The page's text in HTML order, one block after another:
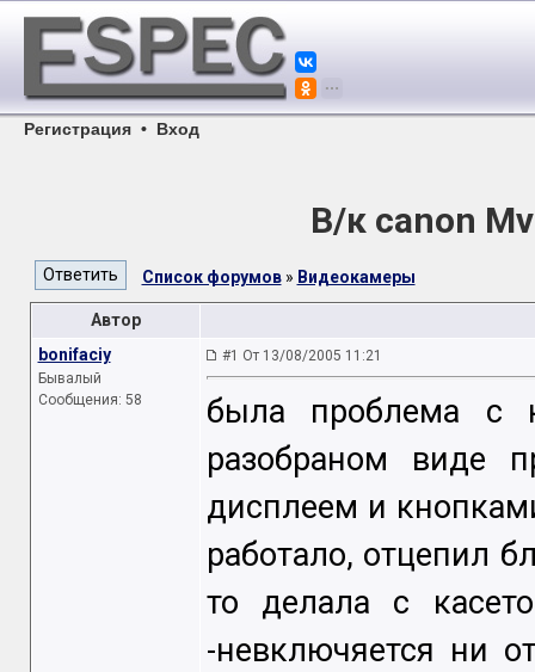
Регистрация • Вход
В/к canon
Список форумов» Видеокамеры
Автор
bonifaciy
Бывалый
Сообщения: 58
#1 От 13/08/2005 11:21
была проблема с
разобраном виде
дисплеем и
работало, отцепил
то делала с
-невключяется ни